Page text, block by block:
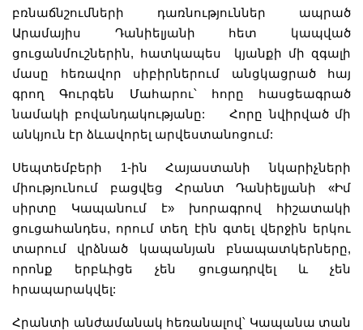
բռնաճնշումների դառնություններ ապրած
Արամայիս Դանիելյանի հետ կապված
ցուցանմուշներին, հատկապես կյանքի մի զգալի
մասը հեռավոր սիբիրներում անցկացրած հայ
գրող Գուրգեն Մահարու՝ հորը հասցեագրած
նամակի բովանդակությանը: Հորը նվիրված մի
անկյուն էր ձևավորել արվեստանոցում:
Սեպտեմբերի 1-ին Հայաստանի նկարիչների
միությունում բացվեց Հրանտ Դանիելյանի «Իմ
սիրտը Կապանում է» խորագրով հիշատակի
ցուցահանդես, որում տեղ էին գտել վերջին երկու
տարում վրձնած կապանյան բնապատկերները,
որոնք երբևիցե չեն ցուցադրվել և չեն
հրապարակվել:
Հրանտի անժամանակ հեռանալով՝ Կապանա տան